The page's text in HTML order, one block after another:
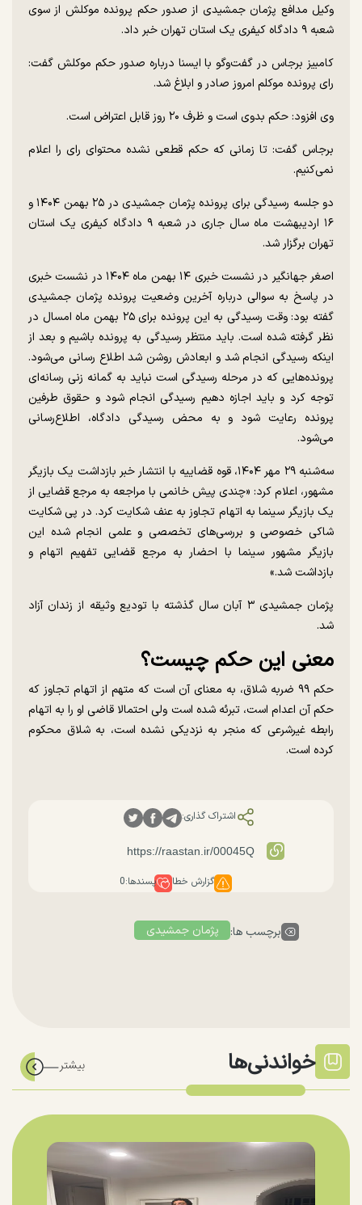
وکیل مدافع پژمان جمشیدی از صدور حکم پرونده موکلش از سوی
شعبه ۹ دادگاه کیفری یک استان تهران خبر داد.
کامبیز برجاس در گفت‌و‌گو با ایسنا درباره صدور حکم موکلش گفت:
رای پرونده موکلم امروز صادر و ابلاغ شد.
وی افزود: حکم بدوی است و ظرف ۲۰ روز قابل اعتراض است.
برجاس گفت: تا زمانی که حکم قطعی نشده محتوای رای را اعلام
نمی‌کنیم.
دو جلسه رسیدگی برای پرونده پژمان جمشیدی در ۲۵ بهمن ۱۴۰۴ و
۱۶ اردیبهشت ماه سال جاری در شعبه ۹ دادگاه کیفری یک استان
تهران برگزار شد.
اصغر جهانگیر در نشست خبری ۱۴ بهمن ماه ۱۴۰۴ در نشست خبری
در پاسخ به سوالی درباره آخرین وضعیت پرونده پژمان جمشیدی
گفته بود: وقت رسیدگی به این پرونده برای ۲۵ بهمن ماه امسال در
نظر گرفته شده است. باید منتظر رسیدگی به پرونده باشیم و بعد از
اینکه رسیدگی انجام شد و ابعادش روشن شد اطلاع رسانی می‌شود.
پرونده‌هایی که در مرحله رسیدگی است نباید به گمانه زنی رسانه‌ای
توجه کرد و باید اجازه دهیم رسیدگی انجام شود و حقوق طرفین
پرونده رعایت شود و به محض رسیدگی دادگاه، اطلاع‌رسانی
می‌شود.
سه‌شنبه ۲۹ مهر ۱۴۰۴، قوه قضاییه با انتشار خبر بازداشت یک بازیگر
مشهور، اعلام کرد: «چندی پیش خانمی با مراجعه به مرجع قضایی از
یک بازیگر سینما به اتهام تجاوز به عنف شکایت کرد. در پی شکایت
شاکی خصوصی و بررسی‌های تخصصی و علمی انجام شده این
بازیگر مشهور سینما با احضار به مرجع قضایی تفهیم اتهام و
بازداشت شد.»
پژمان جمشیدی ۳ آبان سال گذشته با تودیع وثیقه از زندان آزاد
شد.
معنی این حکم چیست؟
حکم ۹۹ ضربه شلاق، به معنای آن است که متهم از اتهام تجاوز که
حکم آن اعدام است، تبرئه شده است ولی احتمالا قاضی او را به اتهام
رابطه غیرشرعی که منجر به نزدیکی نشده است، به شلاق محکوم
کرده است.
اشتراک گذاری:
گزارش خطا پسندها:0
برچسب ها: پژمان جمشیدی
خواندنی‌ها